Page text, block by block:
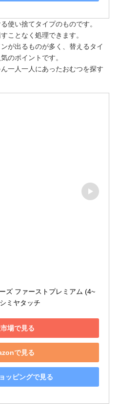
使い捨てタイプのものです。
ことなく処理できます。
が出るものが多く、替えるタイ
のポイントです。
一人一人にあったおむつを探す
ズ ファーストプレミアム (4~
ミヤタッチ
場で見る
で見る
ッピングで見る